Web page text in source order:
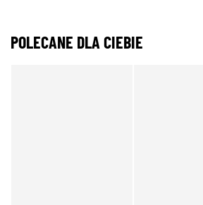
POLECANE DLA CIEBIE